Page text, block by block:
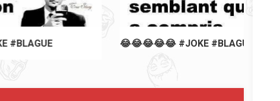
😂😂😂😂😂 #JOKE #BLAGUE #HUMOUR